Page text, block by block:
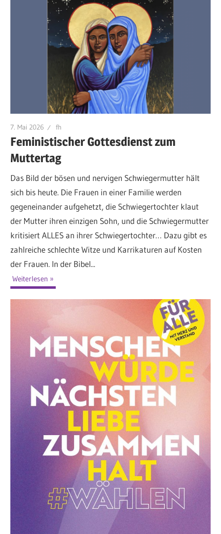
7. Mai 2026 fh
Feministischer Gottesdienst zum
Muttertag
Das Bild der bösen und nervigen Schwiegermutter hält
sich bis heute. Die Frauen in einer Familie werden
gegeneinander aufgehetzt, die Schwiegertochter klaut
der Mutter ihren einzigen Sohn, und die Schwiegermutter
kritisiert ALLES an ihrer Schwiegertochter… Dazu gibt es
zahlreiche schlechte Witze und Karrikaturen auf Kosten
der Frauen. In der Bibel...
Weiterlesen